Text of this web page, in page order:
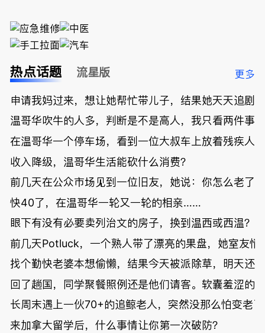
热点话题 流星版 更多
申请我妈过来，想让她帮忙带儿子，结果她天天追剧
温哥华吹牛的人多，判断是不是高人，我只看两件事
在温哥华一个停车场，看到一位大叔车上放着残疾人
收入降级，温哥华生活能砍什么消费？
前几天在公众市场见到一位旧友，她说：你怎么老了
快40了，在温哥华一轮又一轮的相亲……
眼下有没有必要卖列治文的房子，换到温西或西温？
前几天Potluck，一个熟人带了漂亮的果盘，她室友悄
找个勤快老婆本想偷懒，结果今天被派除草，明天还
回了趟国，同学聚餐照例还是他们请客。软囊羞涩的
长周末遇上一伙70+的追鲸老人，突然没那么怕变老了
来加拿大留学后，什么事情让你第一次破防？